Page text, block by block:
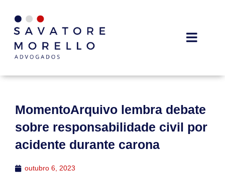
MomentoArquivo lembra debate
sobre responsabilidade civil por
acidente durante carona
outubro 6, 2023